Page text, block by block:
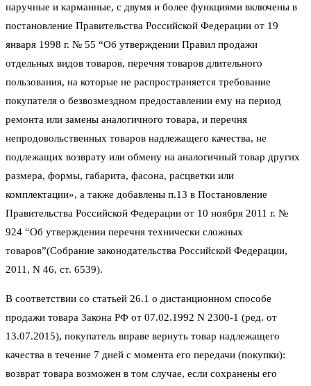
наручные и карманные, с двумя и более функциями включены в
постановление Правительства Российской Федерации от 19
января 1998 г. № 55 “Об утверждении Правил продажи
отдельных видов товаров, перечня товаров длительного
пользования, на которые не распространяется требование
покупателя о безвозмездном предоставлении ему на период
ремонта или замены аналогичного товара, и перечня
непродовольственных товаров надлежащего качества, не
подлежащих возврату или обмену на аналогичный товар других
размера, формы, габарита, фасона, расцветки или
комплектации», а также добавлены п.13 в Постановление
Правительства Российской Федерации от 10 ноября 2011 г. №
924 “Об утверждении перечня технически сложных
товаров”(Собрание законодательства Российской Федерации,
2011, N 46, ст. 6539).
В соответствии со статьей 26.1 о дистанционном способе
продажи товара Закона РФ от 07.02.1992 N 2300-1 (ред. от
13.07.2015), покупатель вправе вернуть товар надлежащего
качества в течение 7 дней с момента его передачи (покупки):
возврат товара возможен в том случае, если сохранены его